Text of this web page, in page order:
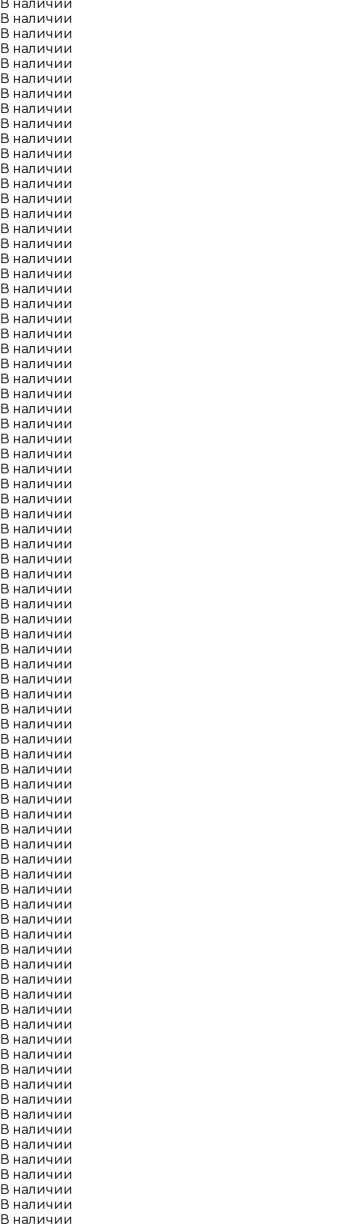
В наличии
В наличии
В наличии
В наличии
В наличии
В наличии
В наличии
В наличии
В наличии
В наличии
В наличии
В наличии
В наличии
В наличии
В наличии
В наличии
В наличии
В наличии
В наличии
В наличии
В наличии
В наличии
В наличии
В наличии
В наличии
В наличии
В наличии
В наличии
В наличии
В наличии
В наличии
В наличии
В наличии
В наличии
В наличии
В наличии
В наличии
В наличии
В наличии
В наличии
В наличии
В наличии
В наличии
В наличии
В наличии
В наличии
В наличии
В наличии
В наличии
В наличии
В наличии
В наличии
В наличии
В наличии
В наличии
В наличии
В наличии
В наличии
В наличии
В наличии
В наличии
В наличии
В наличии
В наличии
В наличии
В наличии
В наличии
В наличии
В наличии
В наличии
В наличии
В наличии
В наличии
В наличии
В наличии
В наличии
В наличии
В наличии
В наличии
В наличии
В наличии
В наличии